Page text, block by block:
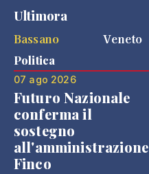
Ultimora
Bassano
Veneto
Politica
07 ago 2026
Futuro Nazionale
conferma il
sostegno
all'amministrazione
Finco